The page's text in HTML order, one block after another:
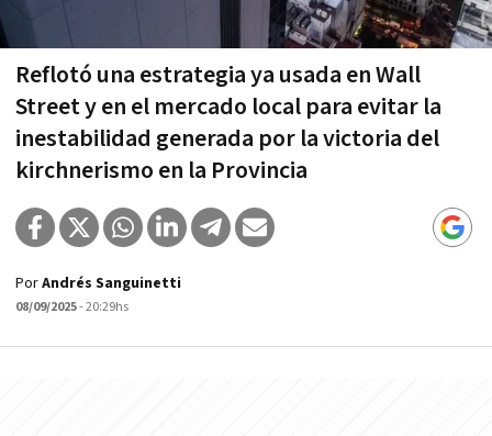
Reflotó una estrategia ya usada en Wall
Street y en el mercado local para evitar la
inestabilidad generada por la victoria del
kirchnerismo en la Provincia
PorAndrés Sanguinetti
08/09/2025- 20:29hs